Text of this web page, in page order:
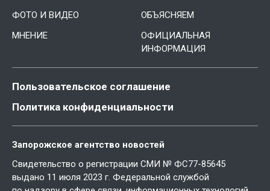
ФОТО И ВИДЕО
ОБЪЯСНЯЕМ
МНЕНИЕ
ОФИЦИАЛЬНАЯ
ИНФОРМАЦИЯ
Пользовательское соглашение
Политика конфиденциальности
Запорожское агентство новостей
Свидетельство о регистрации СМИ № ФС77-85645
выдано 11 июля 2023 г. Федеральной службой